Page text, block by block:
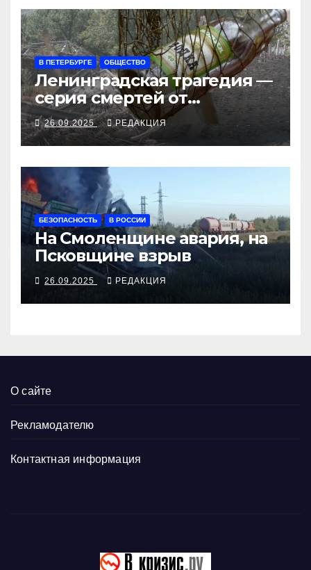
В ПЕТЕРБУРГЕ ОБЩЕСТВО
Ленинградская трагедия —
серия смертей от
алкосуррогата
26.09.2025 РЕДАКЦИЯ
БЕЗОПАСНОСТЬ В РОССИИ
На Смоленщине авария, на
Псковщине взрыв
26.09.2025 РЕДАКЦИЯ
О сайте
Рекламодателю
Контактная информация